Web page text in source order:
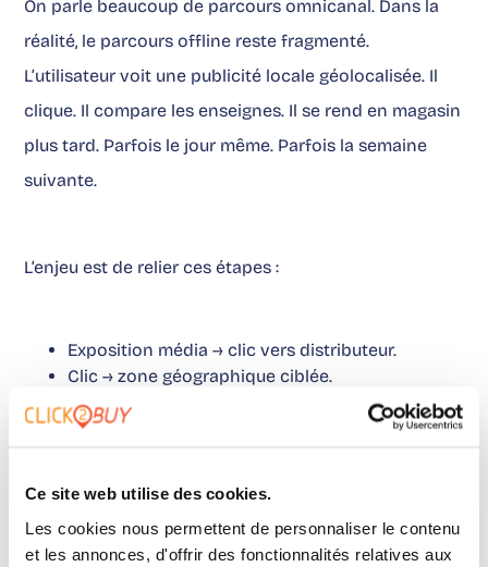
Ce site web utilise des cookies.
Les cookies nous permettent de personnaliser le contenu
et les annonces, d'offrir des fonctionnalités relatives aux
On parle beaucoup de parcours omnicanal. Dans la
réalité, le parcours offline reste fragmenté.
L’utilisateur voit une publicité locale géolocalisée. Il
clique. Il compare les enseignes. Il se rend en magasin
plus tard. Parfois le jour même. Parfois la semaine
suivante.
L’enjeu est de relier ces étapes :
Exposition média → clic vers distributeur.
Clic → zone géographique ciblée.
Zone → estimation de visites incrémentales.
Visites → évolution des ventes quand la donnée
Ce chaînage permet une vraie
client offline
. Pas parfaite. Mais actionnable.